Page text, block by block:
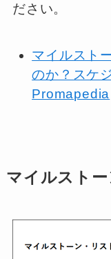
ださい。
マイルスト
のか？スケ
Promapedia
マイルスト